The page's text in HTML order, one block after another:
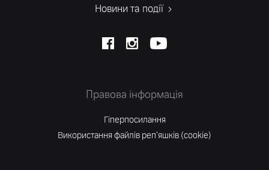
Новини та події
Правова інформація
Гіперпосилання
Використання файлів реп'яшків (cookie)